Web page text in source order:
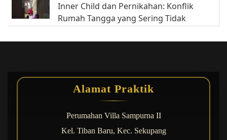
Inner Child dan Pernikahan: Konflik
Rumah Tangga yang Sering Tidak
(Part 03)
Luka Masa Kecil yang Diam-Diam
(Part 02)
Alamat Praktik
Perumahan Villa Sampurna II
Kel. Tiban Baru, Kec. Sekupang